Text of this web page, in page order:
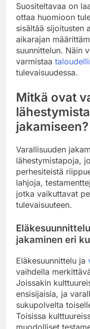
Suositeltavaa on
ottaa huomioon
sisältää sijoitusten
aikarajan
suunnittelun. Näin
varmistaa
tulevaisuudessa.
Mitkä ovat
jakamiseen?
Varallisuuden
lähestymistapoja,
perhesiteistä
lahjoja,
jotka vaikuttavat
tulevaisuuteen.
jakaminen eri
Eläkesuunnittelu ja
vaihdella
Joissakin
ensisijaisia, ja
sukupolvelta
Toisissa
muodolliset